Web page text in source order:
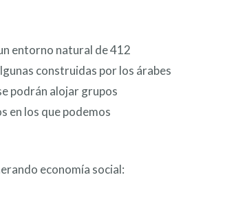
entorno natural de 412
construidas por los árabes
podrán alojar grupos
en los que podemos
economía social: